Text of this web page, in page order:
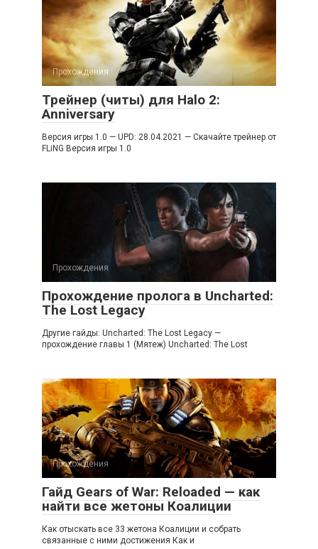
Прохождения
Трейнер (читы) для Halo 2:
Anniversary
Версия игры 1.0 — UPD: 28.04.2021 — Скачайте трейнер от
FLiNG Версия игры 1.0
Прохождения
Прохождение пролога в Uncharted:
The Lost Legacy
Другие гайды: Uncharted: The Lost Legacy —
прохождение главы 1 (Мятеж) Uncharted: The Lost
Прохождения
Гайд Gears of War: Reloaded — как
найти все жетоны Коалиции
Как отыскать все 33 жетона Коалиции и собрать
связанные с ними достижения Как и